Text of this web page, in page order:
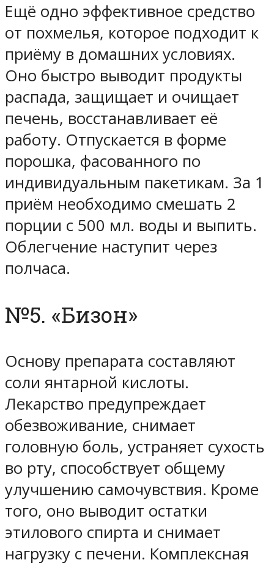
Ещё одно эффективное средство
от похмелья, которое подходит к
приёму в домашних условиях.
Оно быстро выводит продукты
распада, защищает и очищает
печень, восстанавливает её
работу. Отпускается в форме
порошка, фасованного по
индивидуальным пакетикам. За 1
приём необходимо смешать 2
порции с 500 мл. воды и выпить.
Облегчение наступит через
полчаса.
№5. «Бизон»
Основу препарата составляют
соли янтарной кислоты.
Лекарство предупреждает
обезвоживание, снимает
головную боль, устраняет сухость
во рту, способствует общему
улучшению самочувствия. Кроме
того, оно выводит остатки
этилового спирта и снимает
нагрузку с печени. Комплексная